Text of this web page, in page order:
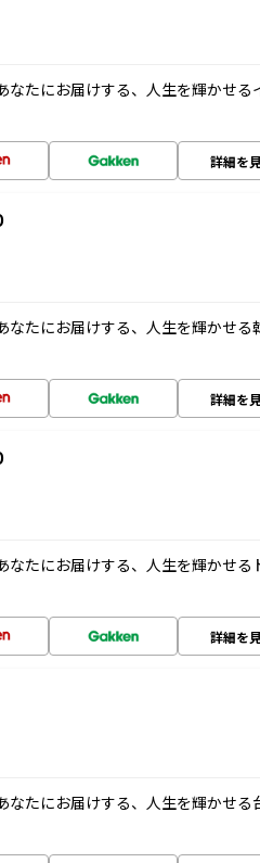
たにお届けする、人生を輝かせる
詳細を
たにお届けする、人生を輝かせる
詳細を
たにお届けする、人生を輝かせる
詳細を
たにお届けする、人生を輝かせる